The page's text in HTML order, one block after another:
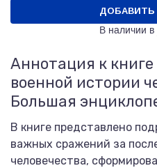
ДОБАВИТЬ
В наличии в
Аннотация к
военной истории
Большая
В книге представлено
важных сражений за
человечества,